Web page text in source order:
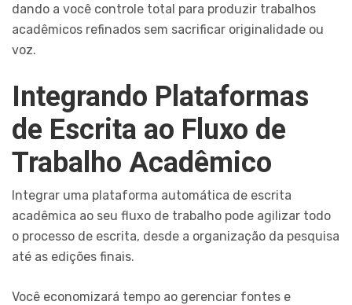
dando a você controle total para produzir trabalhos
acadêmicos refinados sem sacrificar originalidade ou
voz.
Integrando Plataformas
de Escrita ao Fluxo de
Trabalho Acadêmico
Integrar uma plataforma automática de escrita
acadêmica ao seu fluxo de trabalho pode agilizar todo
o processo de escrita, desde a organização da pesquisa
até as edições finais.
Você economizará tempo ao gerenciar fontes e